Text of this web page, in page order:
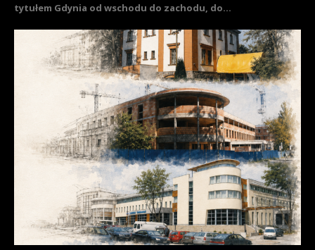
tytułem Gdynia od wschodu do zachodu, do...